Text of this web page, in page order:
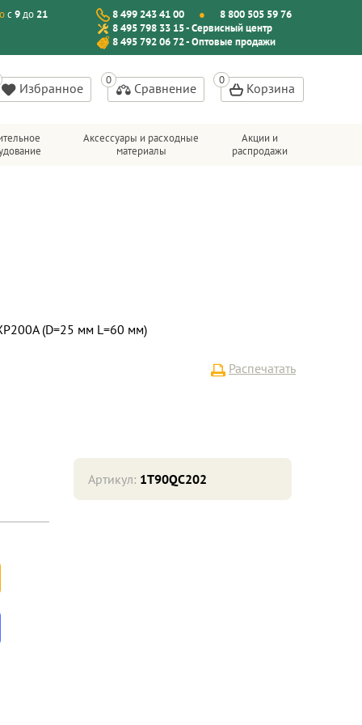
с9до 21 8 499 243 41 00
8 800 505 59 76
8 495 798 33 15 - Сервисный центр
8 495 792 06 72 - Оптовые продажи
Избранное Сравнение Корзина
Аксессуары и расходные
материалы
Акции и
распродажи
(D=25 мм L=60 мм)
Распечатать
Артикул: 1T90QC202